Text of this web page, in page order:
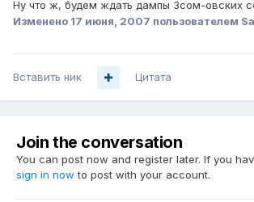
Ну что ж, будем ждать дампы 3сом-овских
Изменено 17 июня, 2007 пользователем
Вставить ник Цитата
Join the conversation
You can post now and register later. If you
sign in now to post with your account.